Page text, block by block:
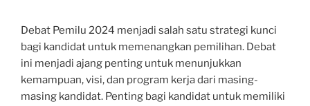
Debat Pemilu 2024 menjadi salah satu strategi kunci
bagi kandidat untuk memenangkan pemilihan. Debat
ini menjadi ajang penting untuk menunjukkan
kemampuan, visi, dan program kerja dari masing-
masing kandidat. Penting bagi kandidat untuk memiliki